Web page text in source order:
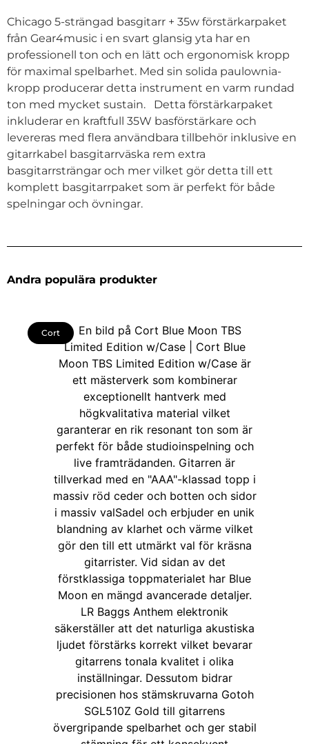
Chicago 5-strängad basgitarr + 35w förstärkarpaket
från Gear4music i en svart glansig yta har en
professionell ton och en lätt och ergonomisk kropp
för maximal spelbarhet. Med sin solida paulownia-
kropp producerar detta instrument en varm rundad
ton med mycket sustain. Detta förstärkarpaket
inkluderar en kraftfull 35W basförstärkare och
levereras med flera användbara tillbehör inklusive en
gitarrkabel basgitarrväska rem extra
basgitarrsträngar och mer vilket gör detta till ett
komplett basgitarrpaket som är perfekt för både
spelningar och övningar.
Andra populära produkter
Cort